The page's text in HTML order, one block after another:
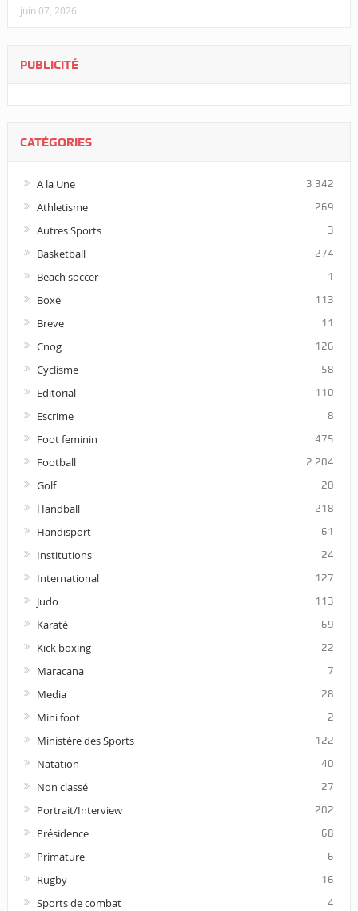
juin 07, 2026
PUBLICITÉ
CATÉGORIES
A la Une 3 342
Athletisme 269
Autres Sports 3
Basketball 274
Beach soccer 1
Boxe 113
Breve 11
Cnog 126
Cyclisme 58
Editorial 110
Escrime 8
Foot feminin 475
Football 2 204
Golf 20
Handball 218
Handisport 61
Institutions 24
International 127
Judo 113
Karaté 69
Kick boxing 22
Maracana 7
Media 28
Mini foot 2
Ministère des Sports 122
Natation 40
Non classé 27
Portrait/Interview 202
Présidence 68
Primature 6
Rugby 16
Sports de combat 4